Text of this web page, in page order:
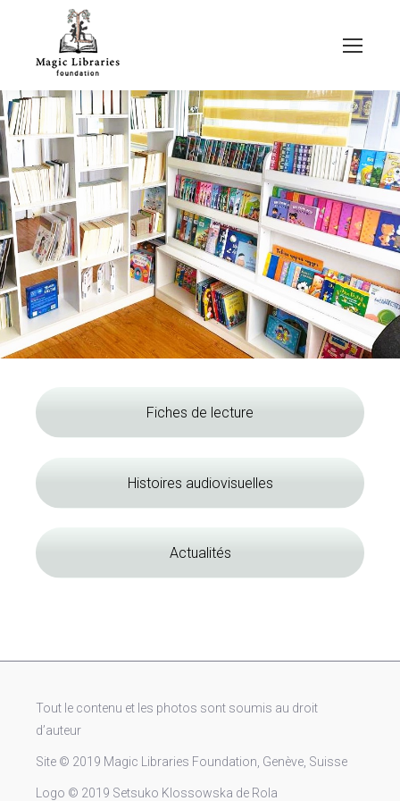
Fiches de lecture
Histoires audiovisuelles
Actualités
Tout le contenu et les photos sont soumis au droit
d’auteur
Site © 2019 Magic Libraries Foundation, Genève, Suisse
Logo © 2019 Setsuko Klossowska de Rola